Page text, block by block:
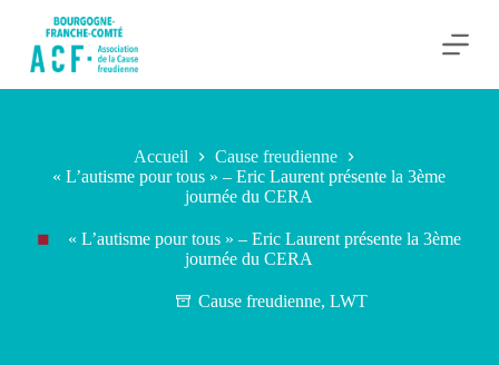
Accueil
Cause freudienne
« L’autisme pour tous » – Eric Laurent présente la 3ème
journée du CERA
« L’autisme pour tous » – Eric Laurent présente la 3ème
journée du CERA
Cause freudienne, LWT